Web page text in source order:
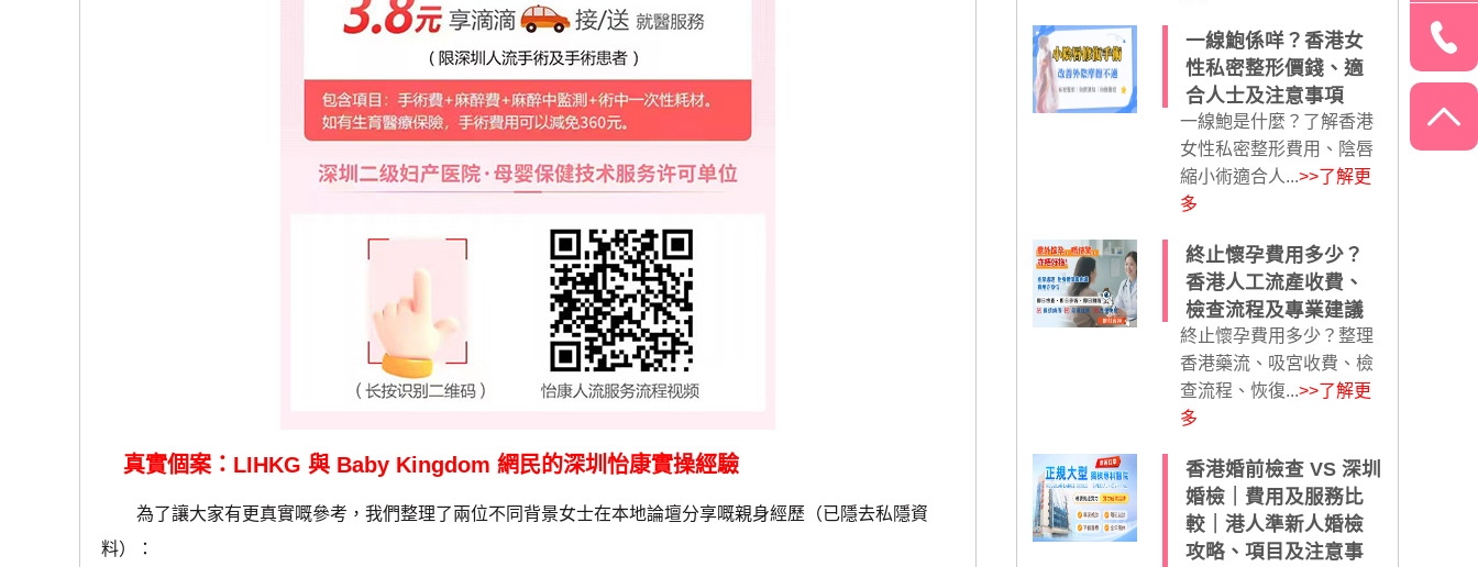
真實個案：LIHKG 與 Baby Kingdom 網民的深圳怡康實操經驗
為了讓大家有更真實嘅參考，我們整理了兩位不同背景女士在本地論壇分享嘅親身經歷（已隱去私隱資
料）：
一線鮑係咩？香港女
性私密整形價錢、適
合人士及注意事項
一線鮑是什麼？了解香港
女性私密整形費用、陰唇
縮小術適合人...>>了解更
多
終止懷孕費用多少？
香港人工流產收費、
檢查流程及專業建議
終止懷孕費用多少？整理
香港藥流、吸宮收費、檢
查流程、恢復...>>了解更
多
香港婚前檢查 VS 深圳
婚檢｜費用及服務比
較｜港人準新人婚檢
攻略、項目及注意事